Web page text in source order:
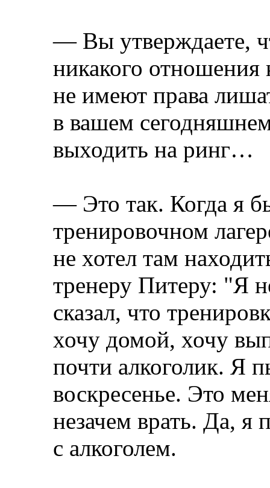
— Вы утверждаете,
никакого отношения
не имеют права
в вашем
выходить на ринг…
— Это так. Когда я
тренировочном
не хотел там
тренеру Питеру: "Я
сказал, что
хочу домой, хочу
почти алкоголик. Я
воскресенье. Это
незачем врать. Да, я
с алкоголем.